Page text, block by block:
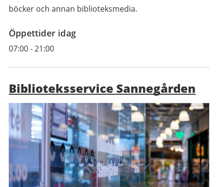
böcker och annan biblioteksmedia.
Öppettider idag
07:00-21:00
Biblioteksservice Sannegården